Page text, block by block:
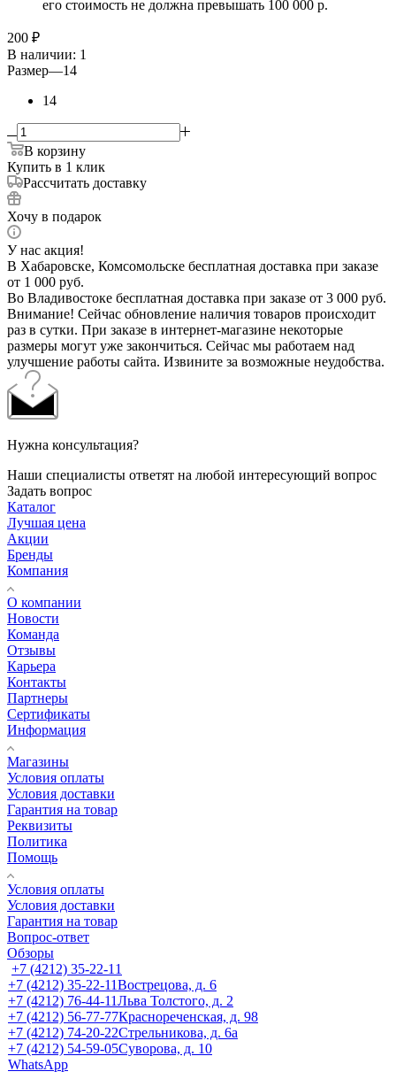
его стоимость не должна превышать 100 000 р.
200 ₽
В наличии: 1
Размер—14
14
В корзину
Купить в 1 клик
Рассчитать доставку
Хочу в подарок
У нас акция!
В Хабаровске, Комсомольске бесплатная доставка при заказе
от 1 000 руб.
Во Владивостоке бесплатная доставка при заказе от 3 000 руб.
Внимание! Сейчас обновление наличия товаров происходит
раз в сутки. При заказе в интернет-магазине некоторые
размеры могут уже закончиться. Сейчас мы работаем над
улучшение работы сайта. Извините за возможные неудобства.
Нужна консультация?
Наши специалисты ответят на любой интересующий вопрос
Задать вопрос
Каталог
Лучшая цена
Акции
Бренды
Компания
О компании
Новости
Команда
Отзывы
Карьера
Контакты
Партнеры
Сертификаты
Информация
Магазины
Условия оплаты
Условия доставки
Гарантия на товар
Реквизиты
Политика
Помощь
Условия оплаты
Условия доставки
Гарантия на товар
Вопрос-ответ
Обзоры
+7 (4212) 35-22-11
+7 (4212) 35-22-11Вострецова, д. 6
+7 (4212) 76-44-11Льва Толстого, д. 2
+7 (4212) 56-77-77Краснореченская, д. 98
+7 (4212) 74-20-22Стрельникова, д. 6а
+7 (4212) 54-59-05Суворова, д. 10
WhatsApp